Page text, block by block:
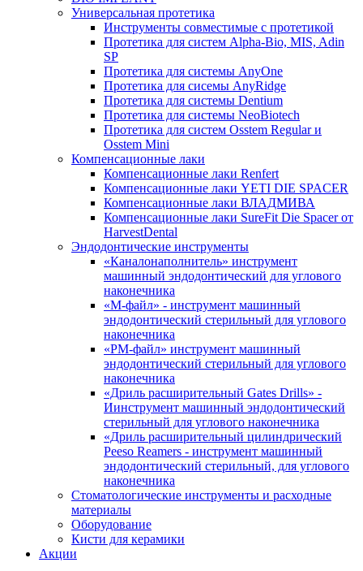
Универсальная протетика
Инструменты совместимые с протетикой
Протетика для систем Alpha-Bio, MIS, Adin
SP
Протетика для системы AnyOne
Протетика для сисемы AnyRidge
Протетика для системы Dentium
Протетика для системы NeoBiotech
Протетика для систем Osstem Regular и
Osstem Mini
Компенсационные лаки
Компенсационные лаки Renfert
Компенсационные лаки YETI DIE SPACER
Компенсационные лаки ВЛАДМИВА
Компенсационные лаки SureFit Die Spacer от
HarvestDental
Эндодонтические инструменты
«Каналонаполнитель» инструмент
машинный эндодонтический для углового
наконечника
«М-файл» - инструмент машинный
эндодонтический стерильный для углового
наконечника
«РМ-файл» инструмент машинный
эндодонтический стерильный для углового
наконечника
«Дриль расширительный Gates Drills» -
Иинструмент машинный эндодонтический
стерильный для углового наконечника
«Дриль расширительный цилиндрический
Peeso Reamers - инструмент машинный
эндодонтический стерильный, для углового
наконечника
Стоматологические инструменты и расходные
материалы
Оборудование
Кисти для керамики
Акции